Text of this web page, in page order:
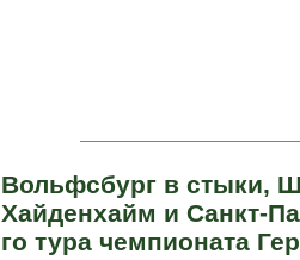
Вольфсбург в стыки,
Хайденхайм и Санкт-
го тура чемпионата